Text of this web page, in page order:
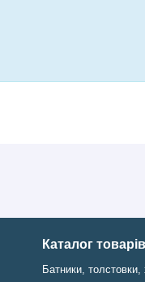
Каталог товарів
Батники, толстовки,